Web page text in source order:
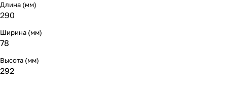
Длина (мм)
290
Ширина (мм)
78
Высота (мм)
292